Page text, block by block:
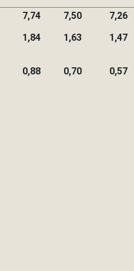
7,74 7,50
7,26
1,84 1,63 1,47
0,88 0,70 0,57